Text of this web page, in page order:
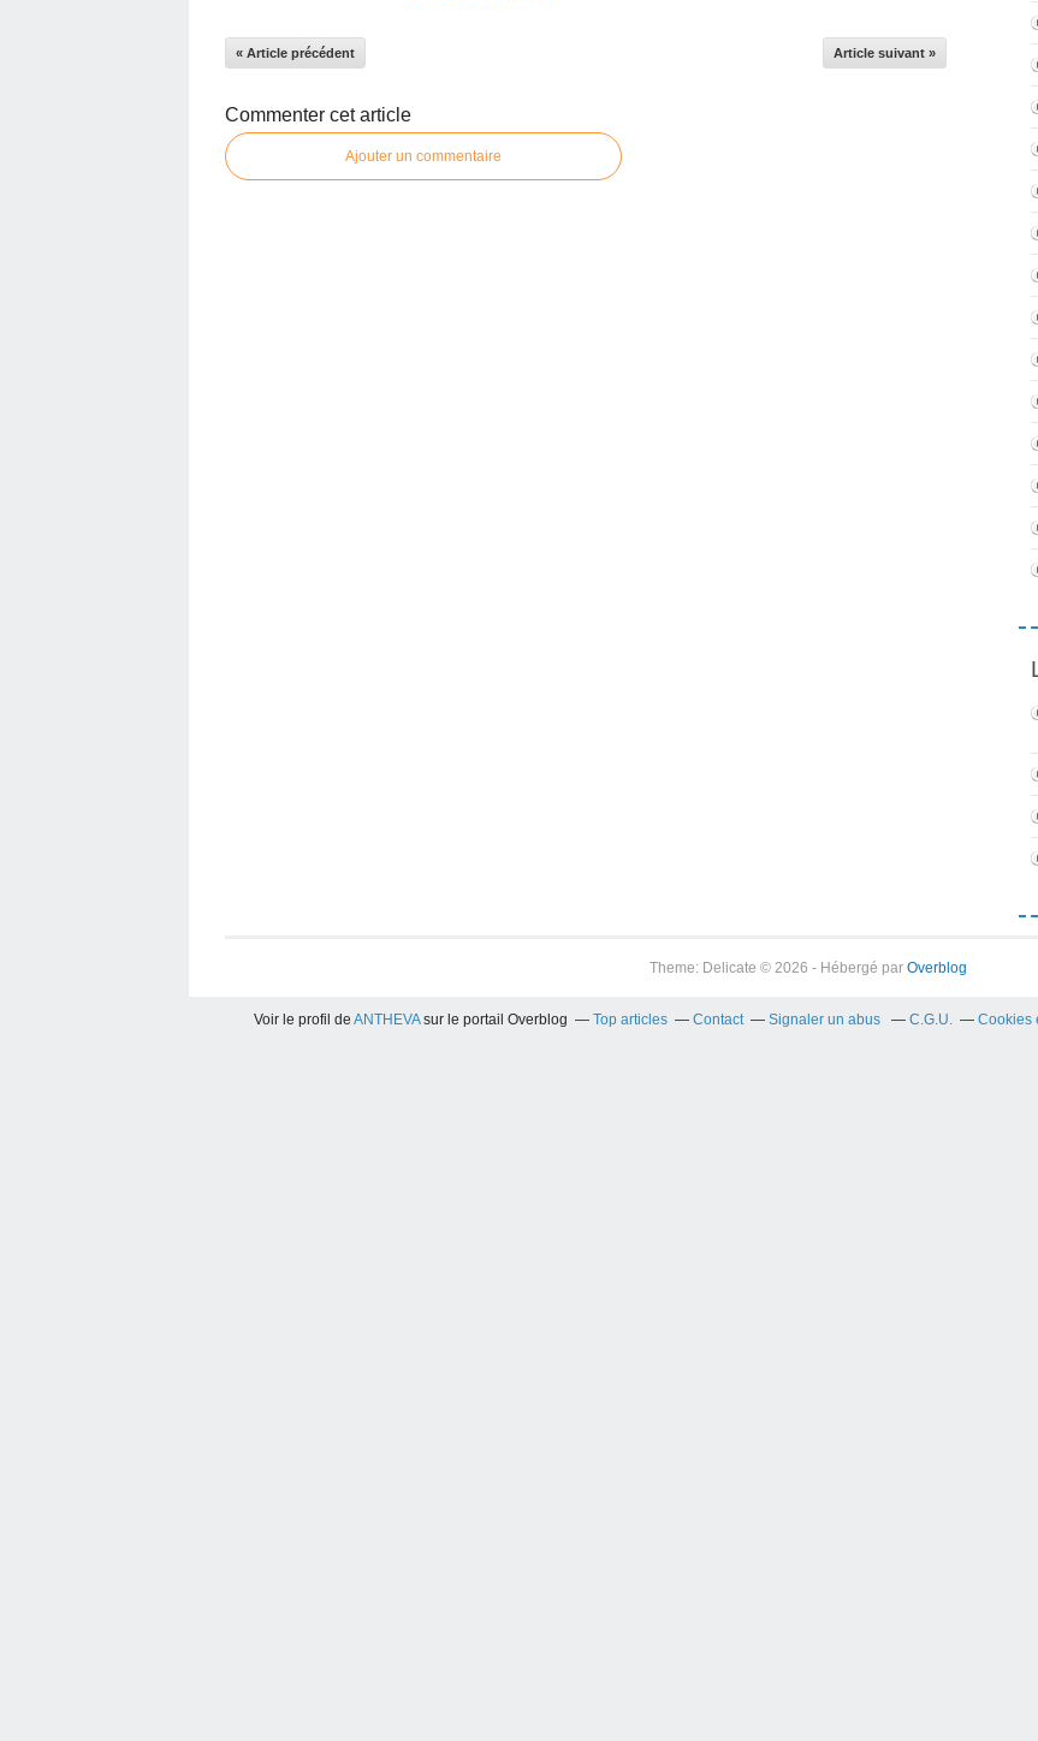
« Article précédent Article suivant »
Commenter cet article
Ajouter un commentaire
Theme: Delicate © 2026 - Hébergé par Overblog
Voir le profil de ANTHEVAsur le portail Overblog Top articles Contact Signaler un abus C.G.U. Cookies